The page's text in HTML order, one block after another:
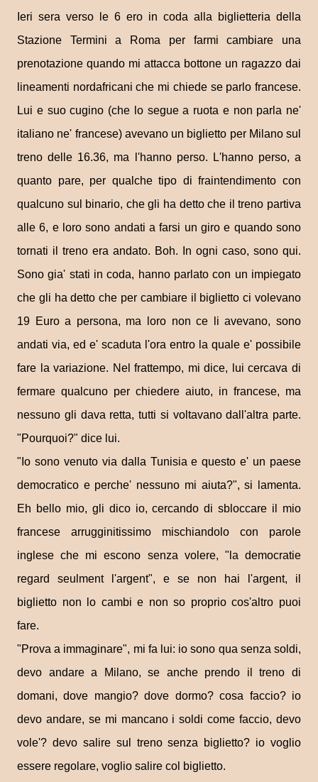
Ieri sera verso le 6 ero in coda alla biglietteria della
Stazione Termini a Roma per farmi cambiare una
prenotazione quando mi attacca bottone un ragazzo dai
lineamenti nordafricani che mi chiede se parlo francese.
Lui e suo cugino (che lo segue a ruota e non parla ne'
italiano ne' francese) avevano un biglietto per Milano sul
treno delle 16.36, ma l'hanno perso. L'hanno perso, a
quanto pare, per qualche tipo di fraintendimento con
qualcuno sul binario, che gli ha detto che il treno partiva
alle 6, e loro sono andati a farsi un giro e quando sono
tornati il treno era andato. Boh. In ogni caso, sono qui.
Sono gia' stati in coda, hanno parlato con un impiegato
che gli ha detto che per cambiare il biglietto ci volevano
19 Euro a persona, ma loro non ce li avevano, sono
andati via, ed e' scaduta l'ora entro la quale e' possibile
fare la variazione. Nel frattempo, mi dice, lui cercava di
fermare qualcuno per chiedere aiuto, in francese, ma
nessuno gli dava retta, tutti si voltavano dall'altra parte.
"Pourquoi?" dice lui.
"Io sono venuto via dalla Tunisia e questo e' un paese
democratico e perche' nessuno mi aiuta?", si lamenta.
Eh bello mio, gli dico io, cercando di sbloccare il mio
francese arrugginitissimo mischiandolo con parole
inglese che mi escono senza volere, "la democratie
regard seulment l'argent", e se non hai l'argent, il
biglietto non lo cambi e non so proprio cos'altro puoi
fare.
"Prova a immaginare", mi fa lui: io sono qua senza soldi,
devo andare a Milano, se anche prendo il treno di
domani, dove mangio? dove dormo? cosa faccio? io
devo andare, se mi mancano i soldi come faccio, devo
vole'? devo salire sul treno senza biglietto? io voglio
essere regolare, voglio salire col biglietto.